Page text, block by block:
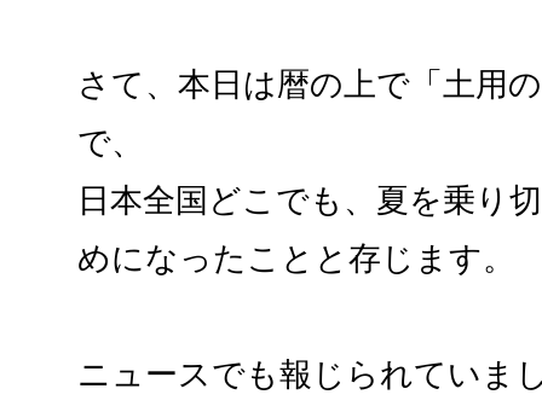
さて、本日は暦の上で「土用
で、
日本全国どこでも、夏を乗り
めになったことと存じます。
ニュースでも報じられていま